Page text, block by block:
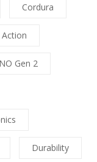
Cordura
Gen 2
Durability